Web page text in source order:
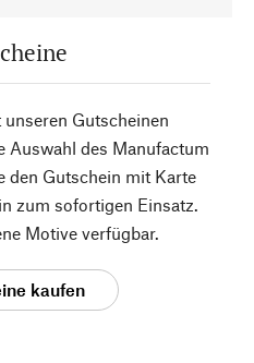
Gutscheinen
Auswahl des Manufactum
den Gutschein mit Karte
zum sofortigen Einsatz.
Motive verfügbar.
kaufen